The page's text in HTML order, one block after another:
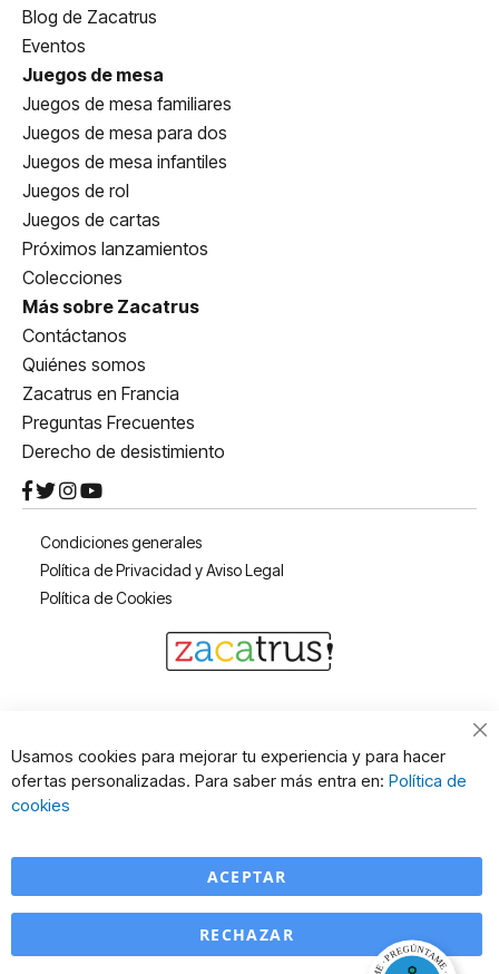
Blog de Zacatrus
Eventos
Juegos de mesa
Juegos de mesa familiares
Juegos de mesa para dos
Juegos de mesa infantiles
Juegos de rol
Juegos de cartas
Próximos lanzamientos
Colecciones
Más sobre Zacatrus
Contáctanos
Quiénes somos
Zacatrus en Francia
Preguntas Frecuentes
Derecho de desistimiento
Condiciones generales
Política de Privacidad y Aviso Legal
Política de Cookies
Usamos cookies para mejorar tu experiencia y para hacer
ofertas personalizadas. Para saber más entra en: Política de
cookies
ACEPTAR
RECHAZAR